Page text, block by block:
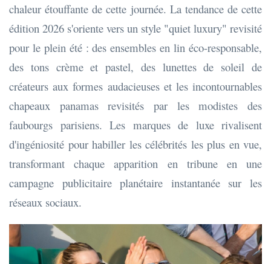
chaleur étouffante de cette journée. La tendance de cette
édition 2026 s'oriente vers un style "quiet luxury" revisité
pour le plein été : des ensembles en lin éco-responsable,
des tons crème et pastel, des lunettes de soleil de
créateurs aux formes audacieuses et les incontournables
chapeaux panamas revisités par les modistes des
faubourgs parisiens. Les marques de luxe rivalisent
d'ingéniosité pour habiller les célébrités les plus en vue,
transformant chaque apparition en tribune en une
campagne publicitaire planétaire instantanée sur les
réseaux sociaux.